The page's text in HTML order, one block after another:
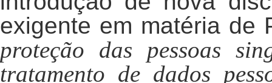
exigente em matéria de
proteção das pessoas
tratamento de dados